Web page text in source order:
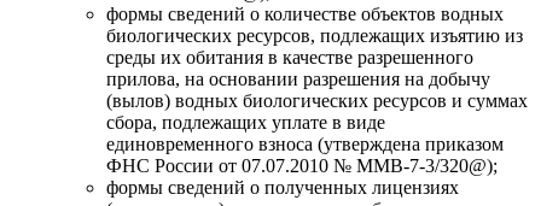
формы сведений о количестве объектов водных
биологических ресурсов, подлежащих изъятию из
среды их обитания в качестве разрешенного
прилова, на основании разрешения на добычу
(вылов) водных биологических ресурсов и суммах
сбора, подлежащих уплате в виде
единовременного взноса (утверждена приказом
ФНС России от 07.07.2010 № ММВ-7-3/320@);
формы сведений о полученных лицензиях